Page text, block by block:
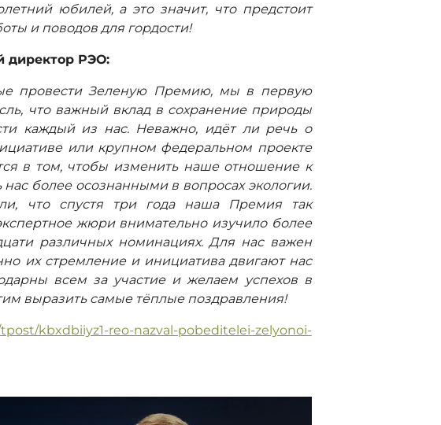
юбилей, а это значит, что предстоит
и поводов для гордости!
директор РЭО:
провести Зеленую Премию, мы в первую
что важный вклад в сохранение природы
каждый из нас. Неважно, идёт ли речь о
или крупном федеральном проекте
в том, чтобы изменить наше отношение к
более осознанными в вопросах экологии.
что спустя три года наша Премия так
жюри внимательно изучило более
различных номинациях. Для нас важен
их стремление и инициатива двигают нас
всем за участие и желаем успехов в
выразить самые тёплые поздравления!
kbxdbiiyz1-reo-nazval-pobeditelei-zelyonoi-